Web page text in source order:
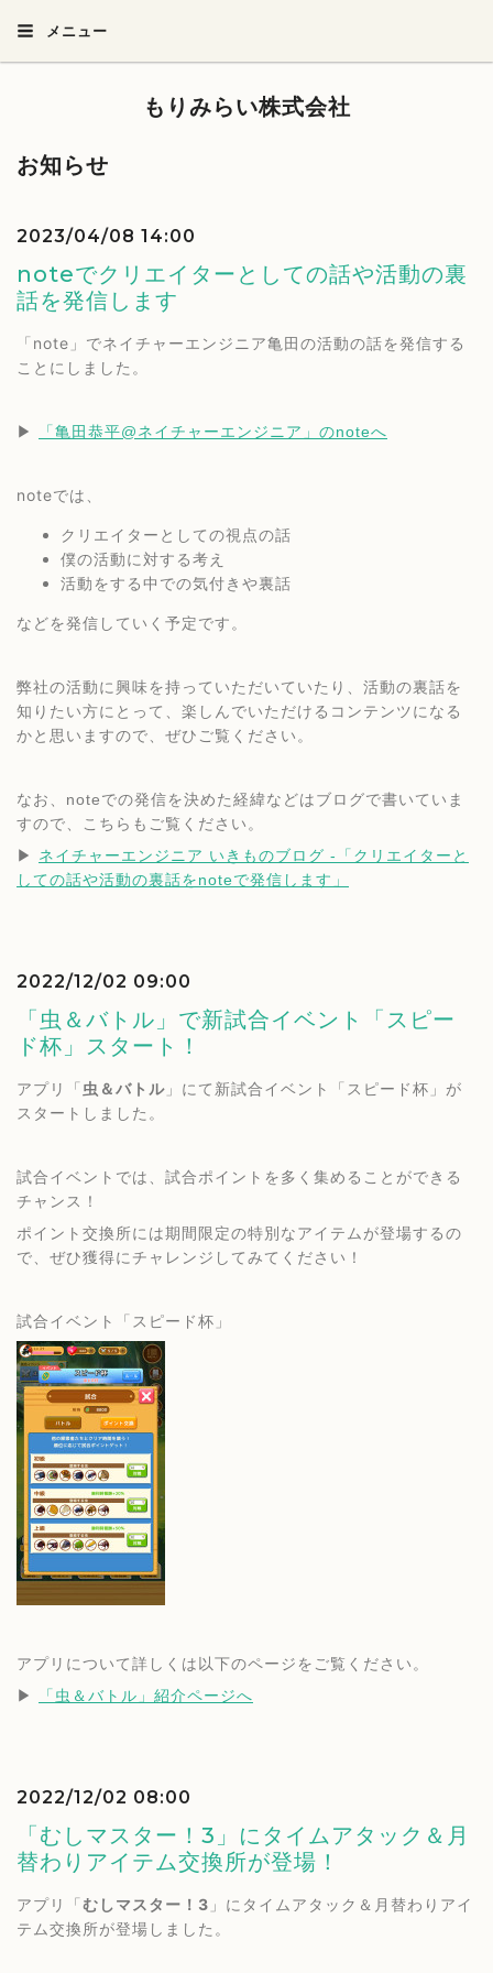
メニュー
もりみらい株式会社
お知らせ
2023/04/08 14:00
noteでクリエイターとしての話や活動の裏
話を発信します
「note」でネイチャーエンジニア亀田の活動の話を発信する
ことにしました。
▶︎ 「亀田恭平@ネイチャーエンジニア」のnoteへ
noteでは、
クリエイターとしての視点の話
僕の活動に対する考え
活動をする中での気付きや裏話
などを発信していく予定です。
弊社の活動に興味を持っていただいていたり、活動の裏話を
知りたい方にとって、楽しんでいただけるコンテンツになる
かと思いますので、ぜひご覧ください。
なお、noteでの発信を決めた経緯などはブログで書いていま
すので、こちらもご覧ください。
▶︎ ネイチャーエンジニア いきものブログ -「クリエイターと
しての話や活動の裏話をnoteで発信します」
2022/12/02 09:00
「虫＆バトル」で新試合イベント「スピー
ド杯」スタート！
アプリ「虫＆バトル 」にて新試合イベント「スピード杯」が
スタートしました。
試合イベントでは、試合ポイントを多く集めることができる
チャンス！
ポイント交換所には期間限定の特別なアイテムが登場するの
で、ぜひ獲得にチャレンジしてみてください！
試合イベント「スピード杯」
アプリについて詳しくは以下のページをご覧ください。
▶︎
「虫＆バトル」紹介ページへ
2022/12/02 08:00
「むしマスター！3」にタイムアタック＆月
替わりアイテム交換所が登場！
アプリ「むしマスター！3 」にタイムアタック＆月替わりアイ
テム交換所が登場しました。